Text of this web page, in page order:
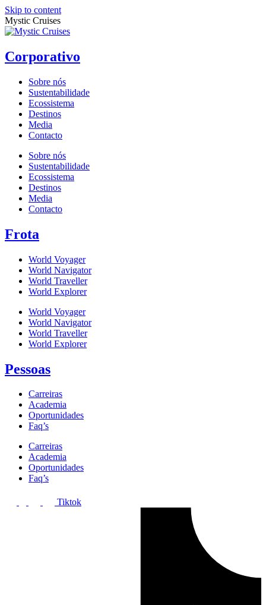
Skip to content
Mystic Cruises
Corporativo
Sobre nós
Sustentabilidade
Ecossistema
Destinos
Media
Contacto
Sobre nós
Sustentabilidade
Ecossistema
Destinos
Media
Contacto
Frota
World Voyager
World Navigator
World Traveller
World Explorer
World Voyager
World Navigator
World Traveller
World Explorer
Pessoas
Carreiras
Academia
Oportunidades
Faq’s
Carreiras
Academia
Oportunidades
Faq’s
Tiktok